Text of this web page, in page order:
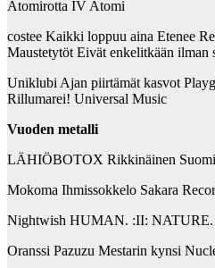
Atomirotta IV Atomi
costee Kaikki loppuu aina Etenee
Maustetytöt Eivät enkelitkään ilman
Uniklubi Ajan piirtämät kasvot
Rillumarei! Universal Music
Vuoden metalli
LÄHIÖBOTOX Rikkinäinen
Mokoma Ihmissokkelo Sakara
Nightwish HUMAN. :II: NATURE.
Oranssi Pazuzu Mestarin kynsi